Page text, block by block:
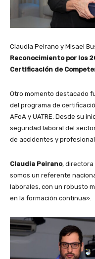
Claudia Peirano y Misael
Reconocimiento por los
Certificación de
Otro momento destacado
del programa de
AFoA y UATRE. Desde su
seguridad laboral del
de accidentes y
Claudia Peirano, directora
somos un referente
laborales, con un robusto
en la formación continua».